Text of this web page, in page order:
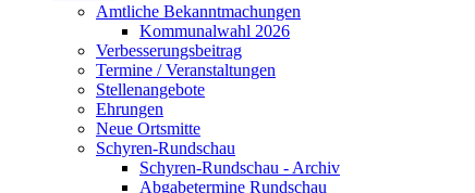
Amtliche Bekanntmachungen
Kommunalwahl 2026
Verbesserungsbeitrag
Termine / Veranstaltungen
Stellenangebote
Ehrungen
Neue Ortsmitte
Schyren-Rundschau
Schyren-Rundschau - Archiv
Abgabetermine Rundschau